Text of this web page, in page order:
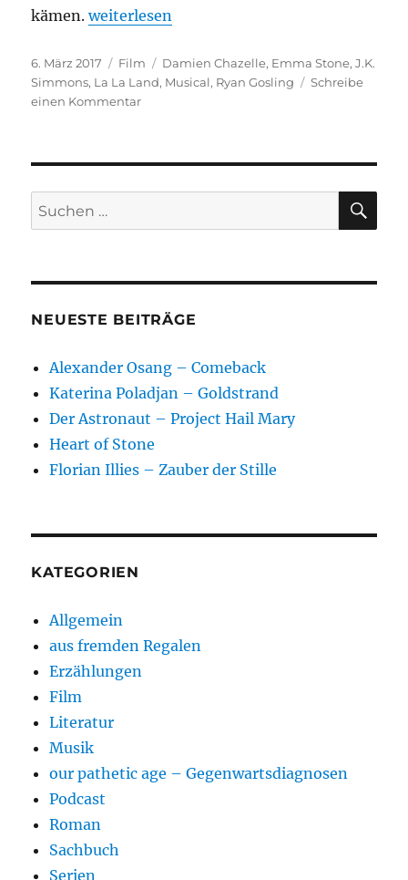
kämen.„La La Land“
weiterlesen
Veröffentlicht
am
6. März 2017 Kategorien
Film Schlagwörter
Damien Chazelle, Emma Stone,J.K.
Simmons, La La Land, Musical, Ryan Gosling
Schreibe
einen Kommentarzu
Suchen
nach:
NEUESTE BEITRÄGE
Alexander Osang – Comeback
Katerina Poladjan – Goldstrand
Der Astronaut – Project Hail Mary
Heart of Stone
Florian Illies – Zauber der Stille
KATEGORIEN
Allgemein
aus fremden Regalen
Erzählungen
Film
Literatur
Musik
our pathetic age – Gegenwartsdiagnosen
Podcast
Roman
Sachbuch
Serien